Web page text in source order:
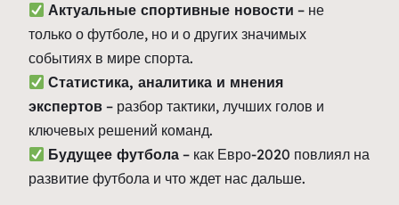
Актуальные спортивные новости – не
только о футболе, но и о других значимых
событиях в мире спорта.
Статистика, аналитика и мнения
экспертов – разбор тактики, лучших голов и
ключевых решений команд.
Будущее футбола – как Евро-2020 повлиял на
развитие футбола и что ждет нас дальше.